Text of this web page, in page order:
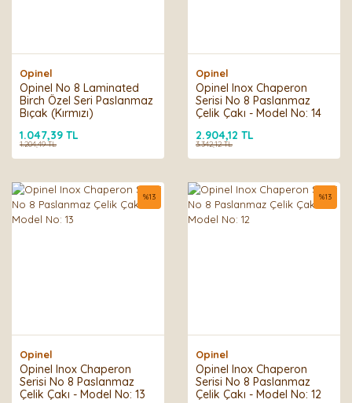
Opinel
Opinel No 8 Laminated
Birch Özel Seri Paslanmaz
Bıçak (Kırmızı)
1.047,39 TL
1.204,49 TL
Opinel
Opinel Inox Chaperon
Serisi No 8 Paslanmaz
Çelik Çakı - Model No: 14
2.904,12 TL
3.342,12 TL
Opinel
Opinel Inox Chaperon
Serisi No 8 Paslanmaz
Çelik Çakı - Model No: 13
%13
Opinel
Opinel Inox Chaperon
Serisi No 8 Paslanmaz
Çelik Çakı - Model No: 12
%13